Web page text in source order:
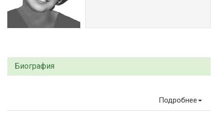
Биография
Подробнее